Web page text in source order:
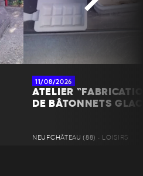
11/08/2026
ATELIER
DE BÂTONNETS
NEUFCHÂTEAU (88) • LOISIRS